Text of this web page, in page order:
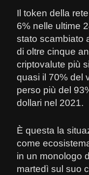
Il token della
6% nelle ultime
stato scambiato
di oltre cinque
criptovalute più
quasi il 70% del
perso più del
dollari nel 2021.
È questa la
come
in un monologo
martedì sul suo